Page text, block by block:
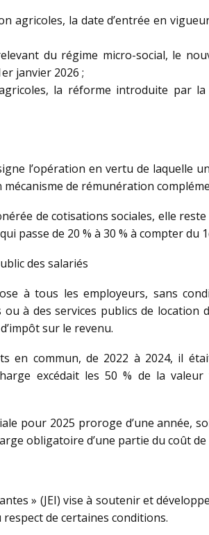
agricoles, la date d’entrée en
du régime micro-social, le
janvier 2026 ;
la réforme introduite par
l’opération en vertu de
de rémunération
de cotisations sociales, elle
passe de 20 % à 30 % à compter du
des salariés
à tous les employeurs, sans
à des services publics de
sur le revenu.
en commun, de 2022 à 2024, il
excédait les 50 % de la
pour 2025 proroge d’une année,
obligatoire d’une partie du coût
» (JEI) vise à soutenir et
de certaines conditions.